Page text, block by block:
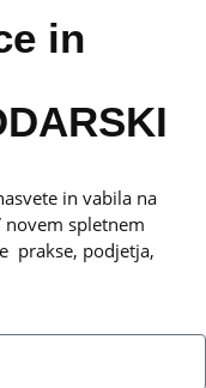
in
in vabila na
novem spletnem
prakse, podjetja,